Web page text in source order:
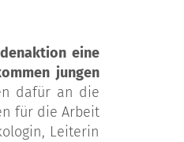
eine
jungen
dafür an die
für die Arbeit
Leiterin